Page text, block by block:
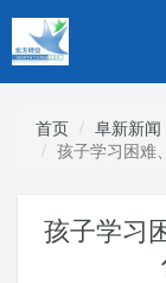
首页
阜新新闻
孩子学习困难
孩子学习